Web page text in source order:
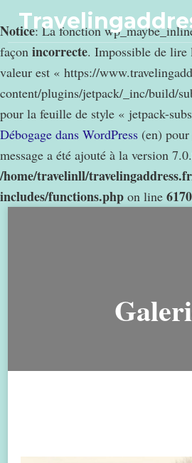
Notice: La fonction
façon incorrecte. Impossible de
valeur est « https://
content/plugins/jetpack/_inc/build/
pour la feuille de style « jetpack-
Débogage dans WordPress (en)
message a été ajouté à la version
/home/travelinll/
includes/functions.php on line 6170